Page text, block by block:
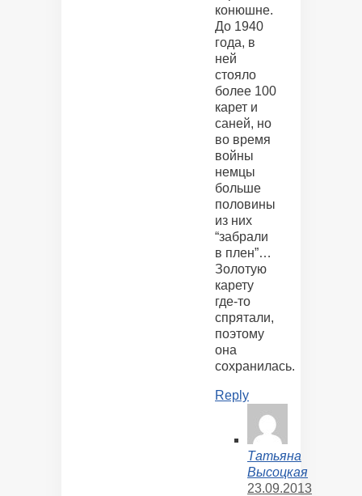
конюшне.
До 1940
года, в
ней
стояло
более 100
карет и
саней, но
во время
войны
немцы
больше
половины
из них
“забрали
в плен”…
Золотую
карету
где-то
спрятали,
поэтому
она
сохранилась.
Reply
Татьяна
Высоцкая
23.09.2013